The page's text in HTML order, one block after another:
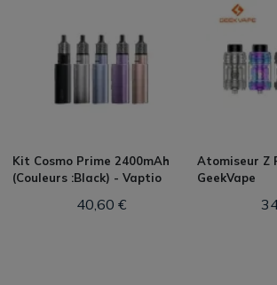
Kit Cosmo Prime 2400mAh
(Couleurs :Black) - Vaptio
40,60 €
Atomiseur Z
GeekVape